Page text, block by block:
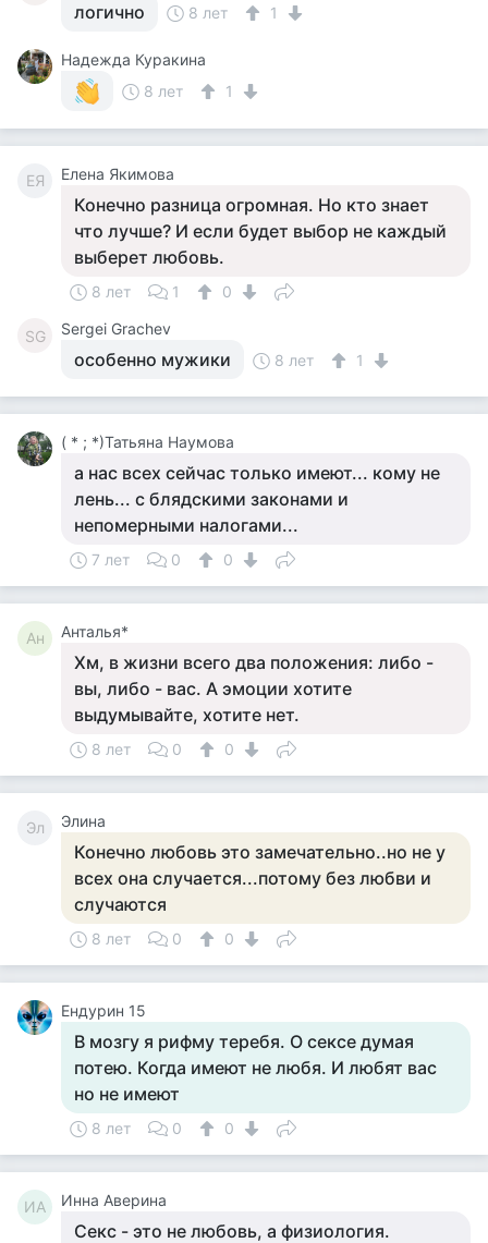
логично 8 лет 1
Надежда Куракина
8 лет
1
ЕЯ Елена Якимова
Конечно разница огромная. Но кто знает
что лучше? И если будет выбор не каждый
выберет любовь.
8 лет 1 0
SG Sergei Grachev
особенно мужики 8 лет 1
( * ; *)Татьяна Наумова
а нас всех сейчас только имеют... кому не
лень... с блядскими законами и
непомерными налогами...
7 лет 0 0
Ан Анталья*
Хм, в жизни всего два положения: либо -
вы, либо - вас. А эмоции хотите
выдумывайте, хотите нет.
8 лет 0 0
Эл Элина
Конечно любовь это замечательно..но не у
всех она случается...потому без любви и
случаются
8 лет 0 0
Ендурин 15
В мозгу я рифму теребя. О сексе думая
потею. Когда имеют не любя. И любят вас
но не имеют
8 лет 0 0
ИА Инна Аверина
Секс - это не любовь, а физиология.